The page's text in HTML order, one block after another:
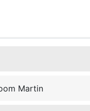
Martin